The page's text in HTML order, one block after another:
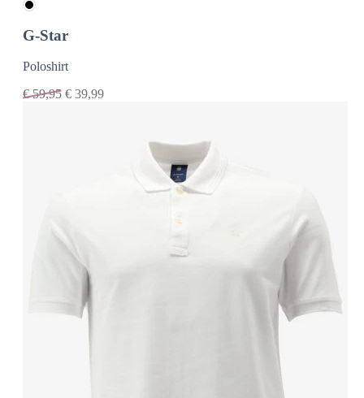
G-Star
Poloshirt
€59,95 € 39,99